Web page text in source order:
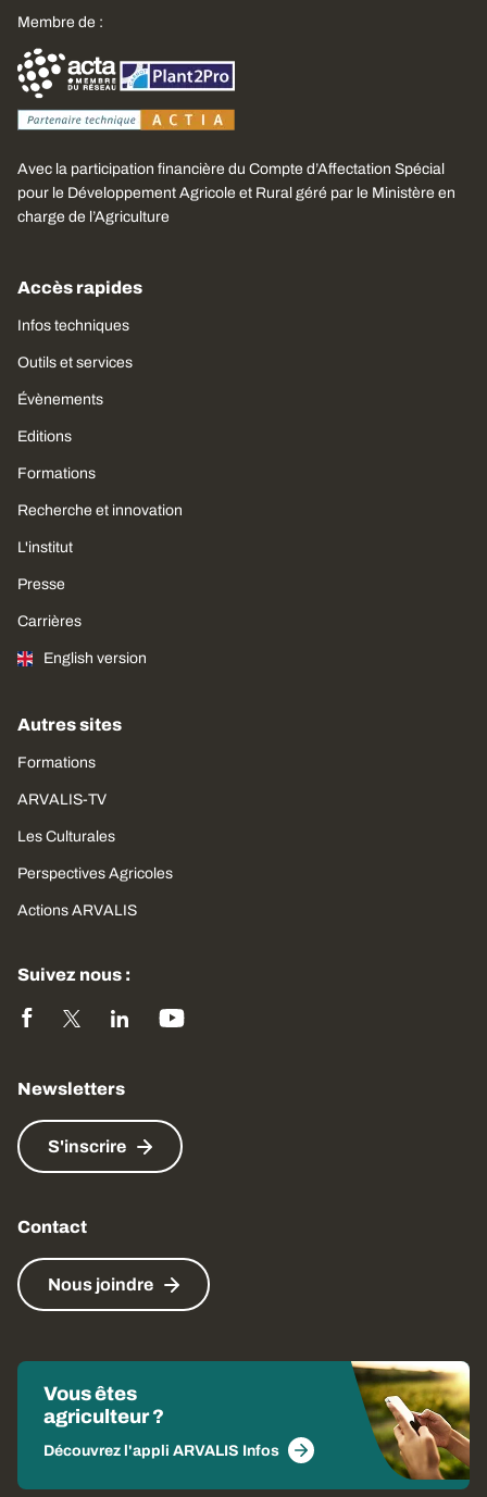
Membre de :
Avec la participation financière du Compte d’Affectation Spécial
pour le Développement Agricole et Rural géré par le Ministère en
charge de l’Agriculture
Accès rapides
Infos techniques
Outils et services
Évènements
Editions
Formations
Recherche et innovation
L'institut
Presse
Carrières
English version
Autres sites
Formations
ARVALIS-TV
Les Culturales
Perspectives Agricoles
Actions ARVALIS
Suivez nous :
Newsletters
S'inscrire
Contact
Nous joindre
Vous êtes
agriculteur ?
Découvrez l'appli ARVALIS Infos